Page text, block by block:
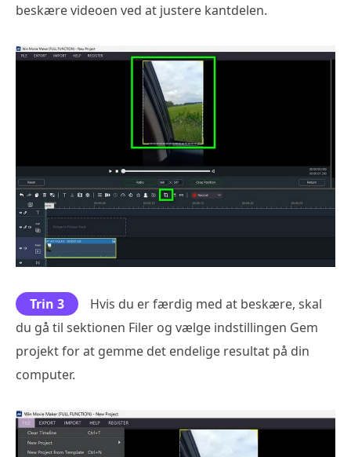
beskære videoen ved at justere kantdelen.
Trin 3
Hvis du er færdig med at beskære, skal
du gå til sektionen Filer og vælge indstillingen Gem
projekt for at gemme det endelige resultat på din
computer.